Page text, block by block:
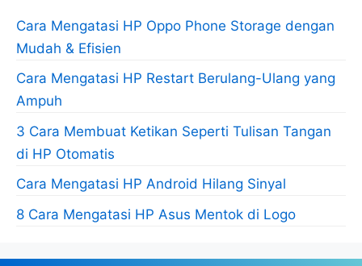
Cara Mengatasi HP Oppo Phone Storage dengan
Mudah & Efisien
Cara Mengatasi HP Restart Berulang-Ulang yang
Ampuh
3 Cara Membuat Ketikan Seperti Tulisan Tangan
di HP Otomatis
Cara Mengatasi HP Android Hilang Sinyal
8 Cara Mengatasi HP Asus Mentok di Logo